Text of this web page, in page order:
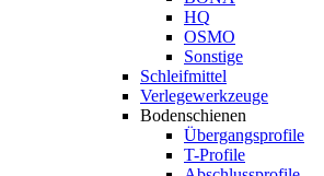
HQ
OSMO
Sonstige
Schleifmittel
Verlegewerkzeuge
Bodenschienen
Übergangsprofile
T-Profile